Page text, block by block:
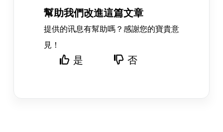
幫助我們改進這篇文章
提供的讯息有幫助嗎？感謝您的寶貴意
見！
是 否